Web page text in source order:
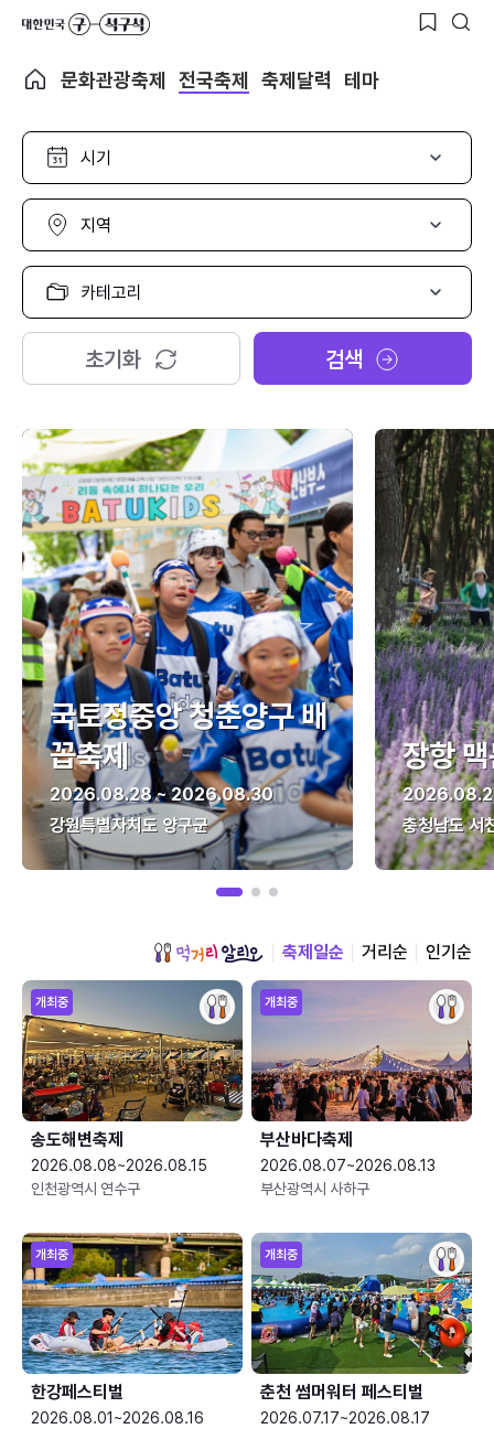
문화관광축제 전국축제 축제달력 테마
시
선
택
지
선
택
카
고
리
택
초기화 검색
국토정중앙 청춘양구 배
꼽축제
2026.08.28 ~ 2026.08.30
강원특별자치도 양구군
장항
충청남도 서
축제일순 거리순 인기순
개최중
송도해변축제
2026.08.08~2026.08.15
인천광역시 연수구
개최중
부산바다축제
2026.08.07~2026.08.13
부산광역시 사하구
개최중
한강페스티벌
2026.08.01~2026.08.16
개최중
춘천 썸머워터 페스티벌
2026.07.17~2026.08.17